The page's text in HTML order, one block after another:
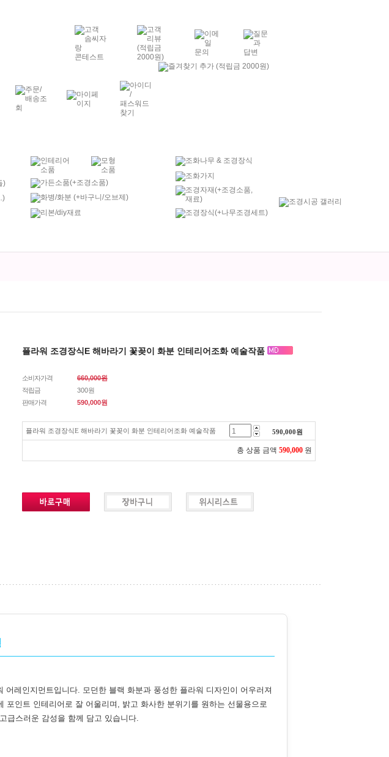
플라워 조경장식E 해바라기 꽃꽂이 화분 인테리어조화 예술작품
소비자가격
660,000원
적립금
300원
판매가격
590,000원
플라워 조경장식E 해바라기 꽃꽂이 화분 인테리어조화 예술작품 590,000원
총 상품 금액 590,000 원
어레인지먼트입니다. 모던한 블랙 화분과 풍성한 플라워 디자인이 어우러져
인트 인테리어로 잘 어울리며, 밝고 화사한 분위기를 원하는 선물용으로
급스러운 감성을 함께 담고 있습니다.